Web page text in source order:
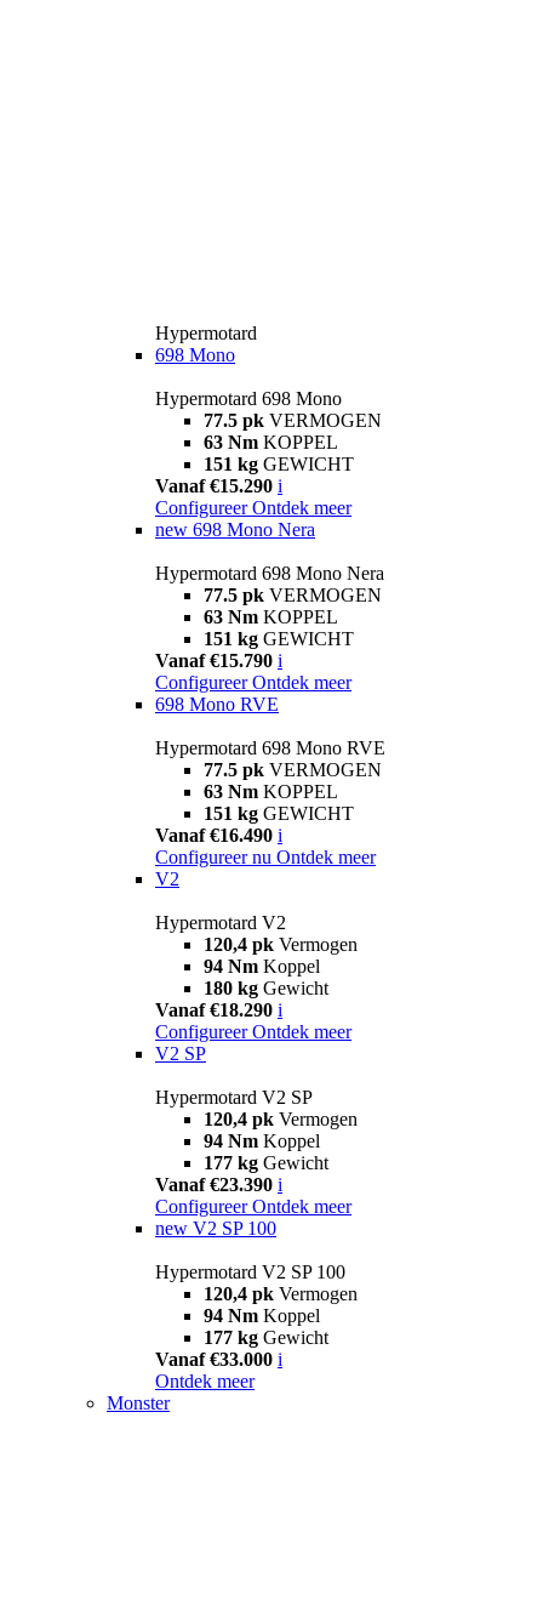
Hypermotard
698 Mono
Hypermotard 698 Mono
77.5 pk VERMOGEN
63 Nm KOPPEL
151 kg GEWICHT
Vanaf €15.290 i
Configureer Ontdek meer
new 698 Mono Nera
Hypermotard 698 Mono Nera
77.5 pk VERMOGEN
63 Nm KOPPEL
151 kg GEWICHT
Vanaf €15.790 i
Configureer Ontdek meer
698 Mono RVE
Hypermotard 698 Mono RVE
77.5 pk VERMOGEN
63 Nm KOPPEL
151 kg GEWICHT
Vanaf €16.490 i
Configureer nu Ontdek meer
V2
Hypermotard V2
120,4 pk Vermogen
94 Nm Koppel
180 kg Gewicht
Vanaf €18.290 i
Configureer Ontdek meer
V2 SP
Hypermotard V2 SP
120,4 pk Vermogen
94 Nm Koppel
177 kg Gewicht
Vanaf €23.390 i
Configureer Ontdek meer
new V2 SP 100
Hypermotard V2 SP 100
120,4 pk Vermogen
94 Nm Koppel
177 kg Gewicht
Vanaf €33.000 i
Ontdek meer
Monster